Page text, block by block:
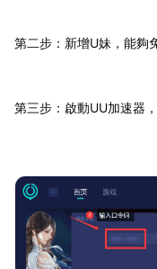
第二步：新增U妹，能夠
第三步：啟動UU加速器